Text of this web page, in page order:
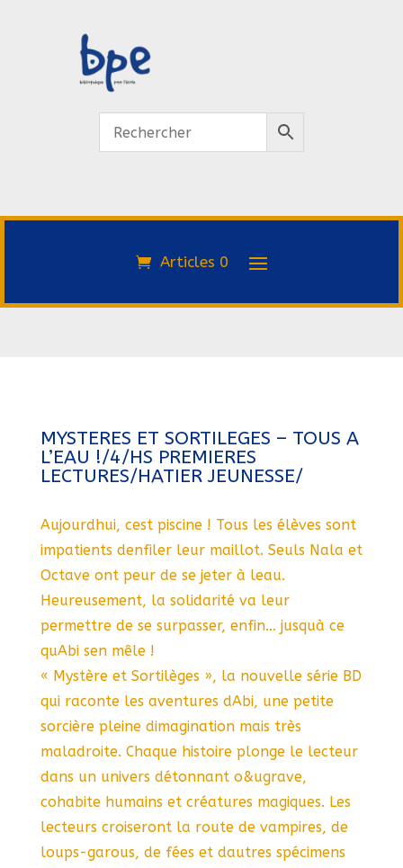
Articles 0
MYSTERES ET SORTILEGES – TOUS A
L’EAU !/4/HS PREMIERES
LECTURES/HATIER JEUNESSE/
Aujourdhui, cest piscine ! Tous les élèves sont
impatients denfiler leur maillot. Seuls Nala et
Octave ont peur de se jeter à leau.
Heureusement, la solidarité va leur
permettre de se surpasser, enfin… jusquà ce
quAbi sen mêle !
« Mystère et Sortilèges », la nouvelle série BD
qui raconte les aventures dAbi, une petite
sorcière pleine dimagination mais très
maladroite. Chaque histoire plonge le lecteur
dans un univers détonnant o&ugrave,
cohabite humains et créatures magiques. Les
lecteurs croiseront la route de vampires, de
loups-garous, de fées et dautres spécimens